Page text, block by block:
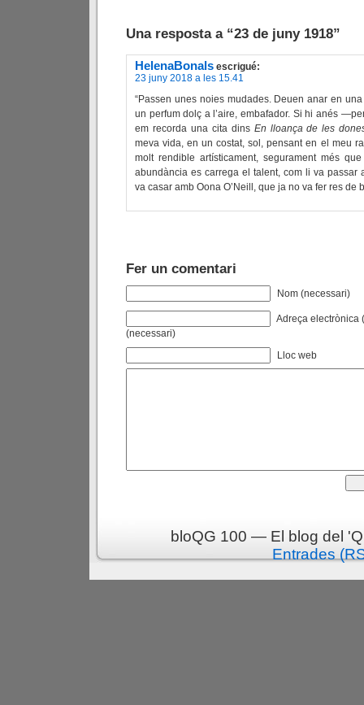
Una resposta a “23 de juny 1918”
HelenaBonals escrigué:
23 juny 2018 a les 15.41
“Passen unes noies mudades. Deuen anar en
un perfum dolç a l’aire, embafador. Si hi anés
em recorda una cita dins En lloança de les
meva vida, en un costat, sol, pensant en el meu
molt rendible artísticament, segurament més
abundància es carrega el talent, com li va passar
va casar amb Oona O’Neill, que ja no va fer res de
Fer un comentari
Nom (necessari)
Adreça electrònica
(necessari)
Lloc web
bloQG 100 — El blog del
Entrades